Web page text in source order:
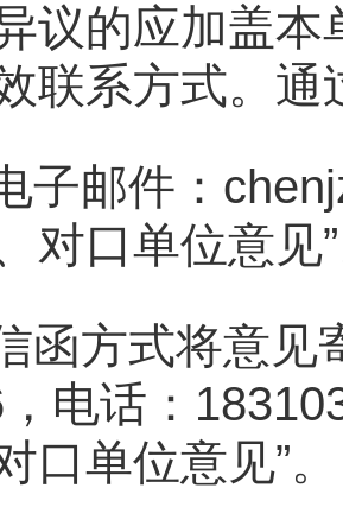
议的应加盖
联系方式。
子邮件：
对口单位意见
函方式将意见
电话：
口单位意见”。